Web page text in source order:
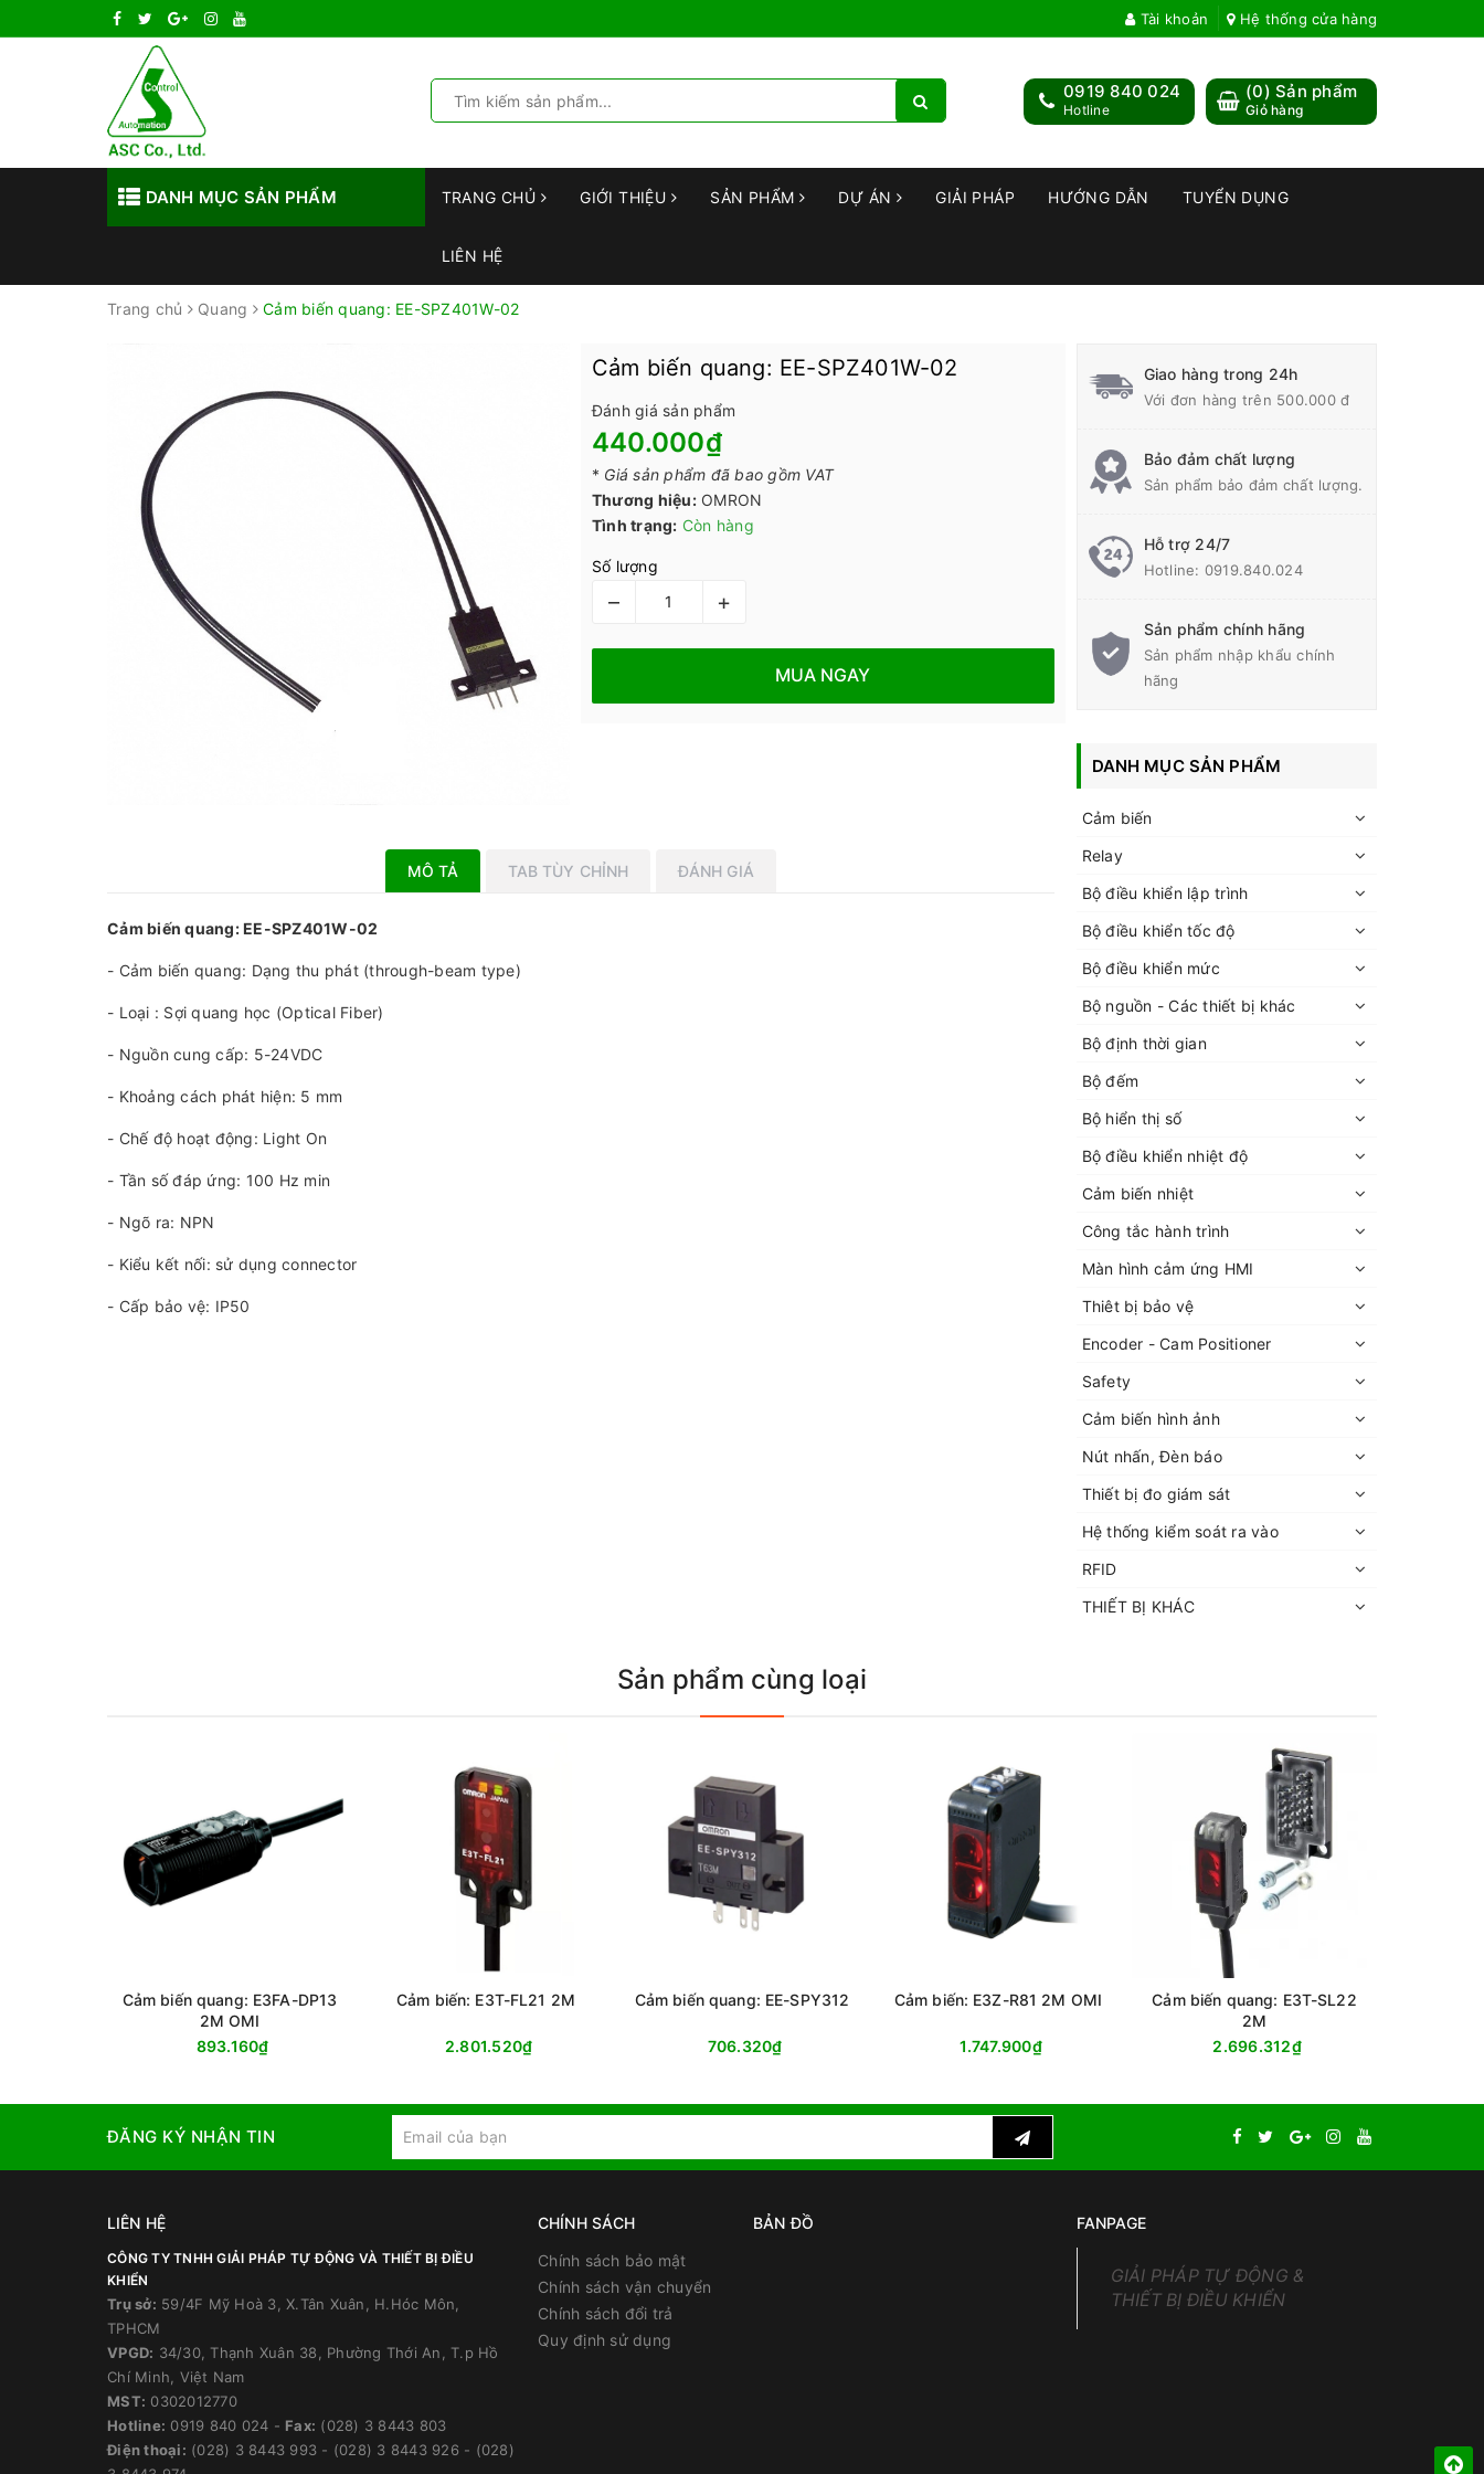
Tài khoản Hệ thống cửa hàng
(0) Sản phẩm
Giỏ hàng
0919 840 024
Hotline
DANH MỤC SẢN PHẨM TRANG CHỦ GIỚI THIỆU SẢN PHẨM DỰ ÁN GIẢI PHÁP HƯỚNG DẪN TUYỂN DỤNG
LIÊN HỆ
Trang chủ Quang Cảm biến quang: EE-SPZ401W-02
Cảm biến quang: EE-SPZ401W-02
Đánh giá sản phẩm
440.000₫
* Giá sản phẩm đã bao gồm VAT
Thương hiệu: OMRON
Tình trạng: Còn hàng
Số lượng
– +
MUA NGAY
MÔ TẢ TAB TÙY CHỈNH ĐÁNH GIÁ
Cảm biến quang: EE-SPZ401W-02
- Cảm biến quang: Dạng thu phát (through-beam type)
- Loại : Sợi quang học (Optical Fiber)
- Nguồn cung cấp: 5-24VDC
- Khoảng cách phát hiện: 5 mm
- Chế độ hoạt động: Light On
- Tần số đáp ứng: 100 Hz min
- Ngõ ra: NPN
- Kiểu kết nối: sử dụng connector
- Cấp bảo vệ: IP50
Giao hàng trong 24h
Với đơn hàng trên 500.000 đ
Bảo đảm chất lượng
Sản phẩm bảo đảm chất lượng.
Hỗ trợ 24/7
Hotline: 0919.840.024
Sản phẩm chính hãng
Sản phẩm nhập khẩu chính
hãng
DANH MỤC SẢN PHẨM
Cảm biến
Relay
Bộ điều khiển lập trình
Bộ điều khiển tốc độ
Bộ điều khiển mức
Bộ nguồn - Các thiết bị khác
Bộ định thời gian
Bộ đếm
Bộ hiển thị số
Bộ điều khiển nhiệt độ
Cảm biến nhiệt
Công tắc hành trình
Màn hình cảm ứng HMI
Thiêt bị bảo vệ
Encoder - Cam Positioner
Safety
Cảm biến hình ảnh
Nút nhấn, Đèn báo
Thiết bị đo giám sát
Hệ thống kiểm soát ra vào
RFID
THIẾT BỊ KHÁC
Sản phẩm cùng loại
Cảm biến quang: E3FA-DP13
2M OMI
893.160₫
Cảm biến: E3T-FL21 2M
2.801.520₫
Cảm biến quang: EE-SPY312
706.320₫
Cảm biến: E3Z-R81 2M OMI
1.747.900₫
Cảm biến quang: E3T-SL22
2M
2.696.312₫
ĐĂNG KÝ NHẬN TIN
LIÊN HỆ
CÔNG TY TNHH GIẢI PHÁP TỰ ĐỘNG VÀ THIẾT BỊ ĐIỀU
KHIỂN
Trụ sở: 59/4F Mỹ Hoà 3, X.Tân Xuân, H.Hóc Môn,
TPHCM
VPGD: 34/30, Thạnh Xuân 38, Phường Thới An, T.p Hồ
Chí Minh, Việt Nam
MST: 0302012770
Hotline: 0919 840 024 - Fax: (028) 3 8443 803
Điện thoại: (028) 3 8443 993 - (028) 3 8443 926 - (028)
CHÍNH SÁCH
Chính sách bảo mật
Chính sách vận chuyển
Chính sách đổi trả
Quy định sử dụng
BẢN ĐỒ FANPAGE
GIẢI PHÁP TỰ ĐỘNG &
THIẾT BỊ ĐIỀU KHIỂN